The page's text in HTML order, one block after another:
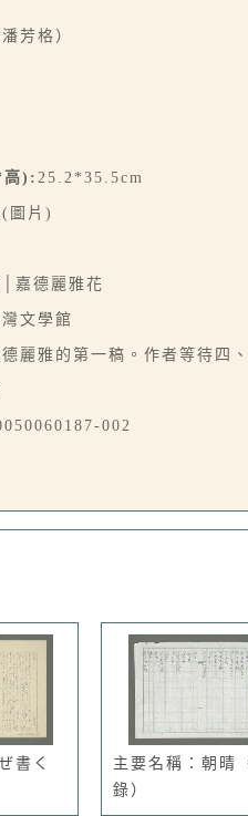
芳格）
高): 25.2*35.5cm
圖片)
嘉德麗雅花
文學館
麗雅的第一稿。作者等待四
002
書く
主要名稱：朝晴
錄）